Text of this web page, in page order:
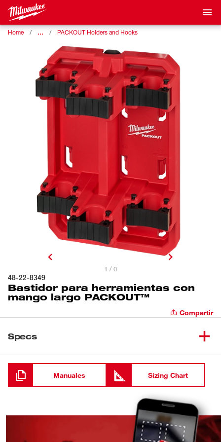
Home … PACKOUT Holders and Hooks
1 / 0
48-22-8349
Bastidor para herramientas con
mango largo PACKOUT™
Compartir
Specs
Cargando
Manuales Sizing Chart